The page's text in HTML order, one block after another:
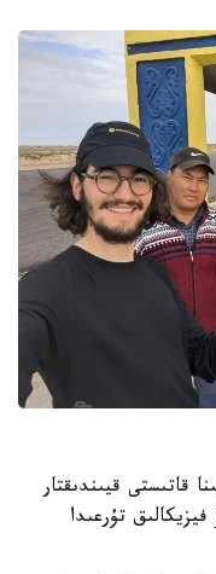
قاتىستى قيىندىقتار
تۇرعىدا